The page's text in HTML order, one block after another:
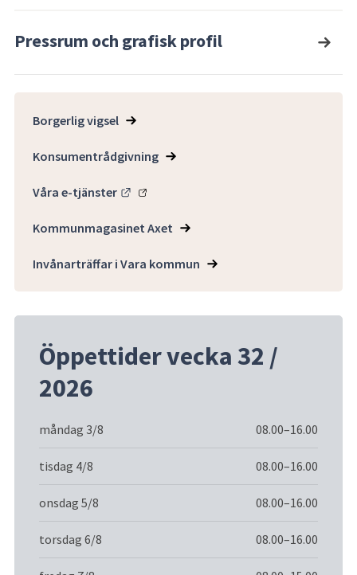
Pressrum och grafisk profil
Borgerlig vigsel
Konsumentrådgivning
Våra e-tjänster Länk till annan webbplats.
Kommunmagasinet Axet
Invånarträffar i Vara kommun
Öppettider vecka 32 /
2026
måndag 3/8 08.00–16.00
tisdag 4/8 08.00–16.00
onsdag 5/8 08.00–16.00
torsdag 6/8 08.00–16.00